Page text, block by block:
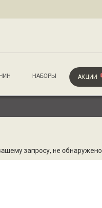
НАБОРЫ АКЦИИ
запросу, не обнаружено.